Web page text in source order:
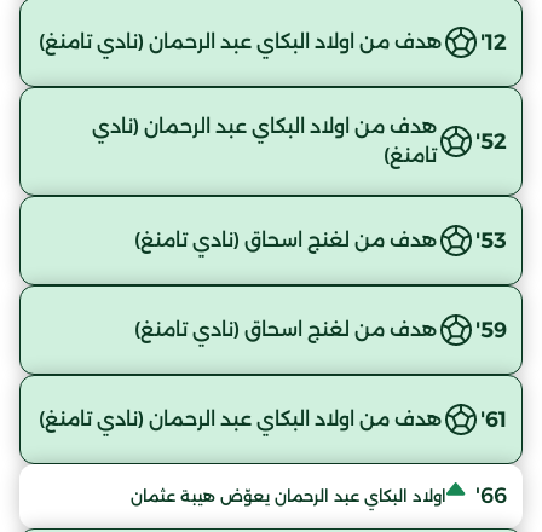
12' هدف من اولاد البكاي عبد الرحمان (نادي تامنغ)
52'
هدف من اولاد البكاي عبد الرحمان (نادي
تامنغ)
53' هدف من لغنج اسحاق (نادي تامنغ)
59' هدف من لغنج اسحاق (نادي تامنغ)
61' هدف من اولاد البكاي عبد الرحمان (نادي تامنغ)
66' اولاد البكاي عبد الرحمان يعوّض هيبة عثمان